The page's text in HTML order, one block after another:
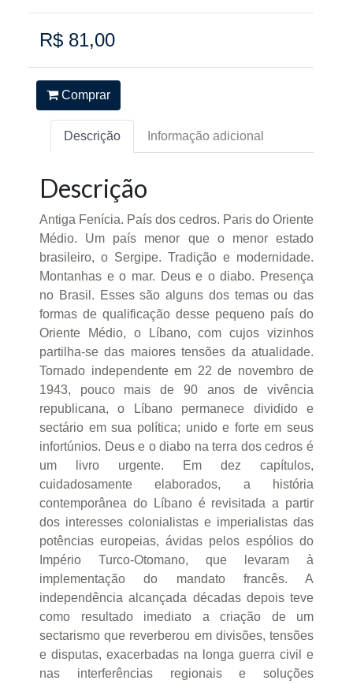
R$ 81,00
Comprar
Descrição Informação adicional
Descrição
Antiga Fenícia. País dos cedros. Paris do Oriente
Médio. Um país menor que o menor estado
brasileiro, o Sergipe. Tradição e modernidade.
Montanhas e o mar. Deus e o diabo. Presença
no Brasil. Esses são alguns dos temas ou das
formas de qualificação desse pequeno país do
Oriente Médio, o Líbano, com cujos vizinhos
partilha-se das maiores tensões da atualidade.
Tornado independente em 22 de novembro de
1943, pouco mais de 90 anos de vivência
republicana, o Líbano permanece dividido e
sectário em sua política; unido e forte em seus
infortúnios. Deus e o diabo na terra dos cedros é
um livro urgente. Em dez capítulos,
cuidadosamente elaborados, a história
contemporânea do Líbano é revisitada a partir
dos interesses colonialistas e imperialistas das
potências europeias, ávidas pelos espólios do
Império Turco-Otomano, que levaram à
implementação do mandato francês. A
independência alcançada décadas depois teve
como resultado imediato a criação de um
sectarismo que reverberou em divisões, tensões
e disputas, exacerbadas na longa guerra civil e
nas interferências regionais e soluções